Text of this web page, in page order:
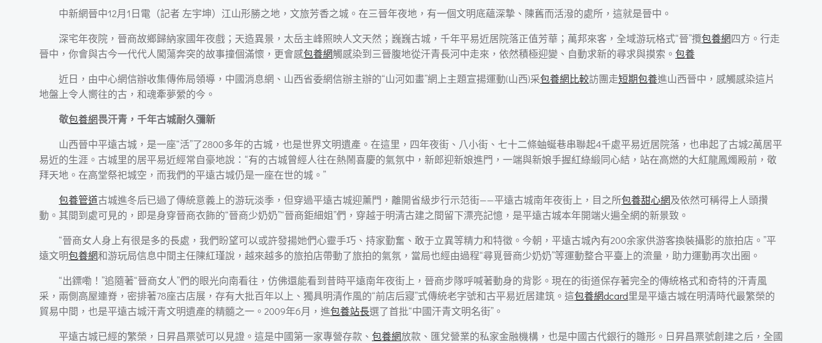
中新網晉中12月1日電（記者 左宇坤）江山形勝之地，文旅芳香之城。在三晉年夜地，有一個文明底蘊深摯、陳舊而活潑的處所，這就是晉中。
深宅年夜院，晉商故鄉歸納家國年夜戲；天造異景，太岳主峰照映人文天然；巍巍古城，千年平易近居院落正值芳華；萬邦來客，全域游玩格式“晉”攬包養網四方。行走
晉中，你會與古今一代代人闖蕩奔突的故事撞個滿懷，更會感包養網觸感染到三晉腹地從汗青長河中走來，依然積極迎變、自動求新的尋求與摸索。 包養
近日，由中心網信辦收集傳佈局領導，中國消息網、山西省委網信辦主辦的“山河如畫”網上主題宣揚運動(山西)采包養網比較訪團走短期包養進山西晉中，感觸感染這片
地盤上令人嚮往的古，和魂牽夢縈的今。
敬包養網畏汗青，千年古城耐久彌新
山西晉中平遠古城，是一座“活”了2800多年的古城，也是世界文明遺產。在這里，四年夜街、八小街、七十二條蚰蜒巷串聯起4千處平易近居院落，也串起了古城2萬居平
易近的生涯。古城里的居平易近經常自豪地說：“有的古城曾經人往在熱鬧喜慶的氣氛中，新郎迎新娘進門，一端與新娘手握紅綠緞同心結，站在高燃的大紅龍鳳燭殿前，敬
拜天地。在高堂祭祀城空，而我們的平遠古城仍是一座在世的城。”
包養管道古城進冬后已過了傳統意義上的游玩淡季，但穿過平遠古城迎薰門，離開省級步行示范街——平遠古城南年夜街上，目之所包養甜心網及依然可稱得上人頭攢
動。其間到處可見的，即是身穿晉商衣飾的“晉商少奶奶”“晉商鉅細姐”們，穿越于明清古建之間留下漂亮記憶，是平遠古城本年開端火遍全網的新景致。
“晉商女人身上有很是多的長處，我們盼望可以或許發揚她們心靈手巧、持家勤奮、敢于立異等精力和特徵。今朝，平遠古城內有200余家供游客換裝攝影的旅拍店。”平
遠文明包養網和游玩局信息中間主任陳紅瑾說，越來越多的旅拍店帶動了旅拍的氣氛，當局也經由過程“尋覓晉商少奶奶”等運動整合平臺上的流量，助力運動再次出圈。
“出鏢嘞！”追隨著“晉商女人”們的眼光向南看往，仿佛還能看到昔時平遠南年夜街上，晉商步隊呼喊著動身的背影。現在的街道保存著完全的傳統格式和奇特的汗青風
采，兩側高屋連脊，密排著78座古店展，存有大批百年以上、獨具明清作風的“前店后寢”式傳統老字號和古平易近居建筑。這包養網dcard里是平遠古城在明清時代最繁榮的
貿易中間，也是平遠古城汗青文明遺產的精髓之一。2009年6月，進包養站長選了首批“中國汗青文明名街”。
平遠古城已經的繁榮，日昇昌票號可以見證。這是中國第一家專營存款、 包養網放款、匯兌營業的私家金融機構，也是中國古代銀行的雛形。日昇昌票號創建之后，全國